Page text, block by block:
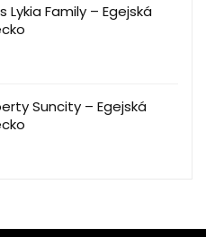
Lykia Family – Egejská
Suncity – Egejská